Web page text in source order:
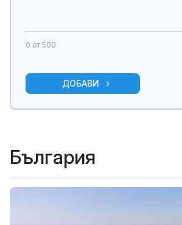
0 от 500
ДОБАВИ
България